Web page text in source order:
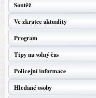
Soutěž
Ve zkratce aktuality
Program
Tipy na volný čas
Policejní informace
Hledané osoby